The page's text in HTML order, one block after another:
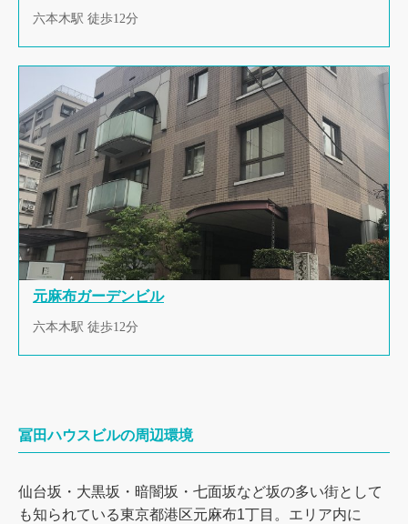
六本木駅 徒歩12分
元麻布ガーデンビル
六本木駅 徒歩12分
冨田ハウスビルの周辺環境
仙台坂・大黒坂・暗闇坂・七面坂など坂の多い街として
も知られている東京都港区元麻布1丁目。エリア内に